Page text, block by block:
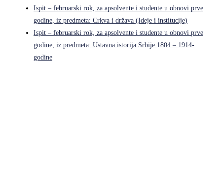
Ispit – februarski rok, za apsolvente i studente u obnovi prve
godine, iz predmeta: Crkva i država (Ideje i institucije)
Ispit – februarski rok, za apsolvente i studente u obnovi prve
godine, iz predmeta: Ustavna istorija Srbije 1804 – 1914-
godine